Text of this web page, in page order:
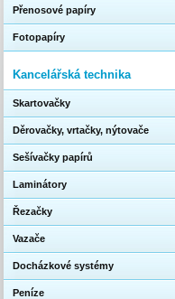
Přenosové papíry
Fotopapíry
Kancelářská technika
Skartovačky
Děrovačky, vrtačky, nýtovače
Sešívačky papírů
Laminátory
Řezačky
Vazače
Docházkové systémy
Peníze